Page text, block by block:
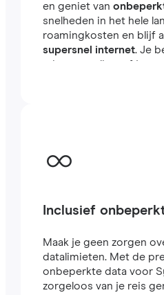
en geniet van
snelheden in het hele
roamingkosten en blijf
supersnel internet. Je
minuten online, of je
Inclusief
Maak je geen zorgen
datalimieten. Met de
onbeperkte data voor
zorgeloos van je reis